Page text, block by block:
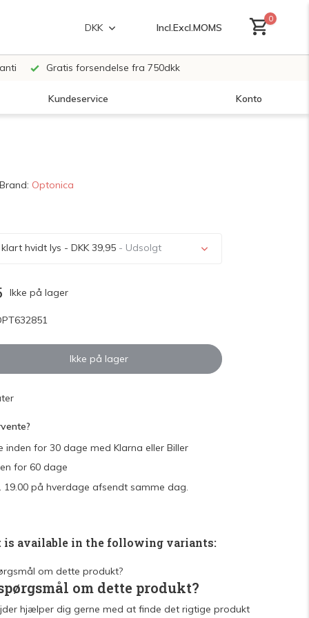
DKK Incl.Excl.MOMS
0
Gratis forsendelse fra 750dkk
Kundeservice Konto
Optonica
hvidt lys - DKK 39,95- Udsolgt
Ikke på lager
Ikke på lager
inden for 30 dage med Klarna eller Biller
for 60 dage
19.00 på hverdage afsendt samme dag.
is available in the following variants:
om dette produkt?
hjælper dig gerne med at finde det rigtige produkt